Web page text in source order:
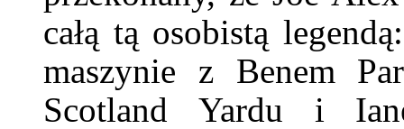
całą tą osobistą
maszynie z Benem
Scotland Yardu i